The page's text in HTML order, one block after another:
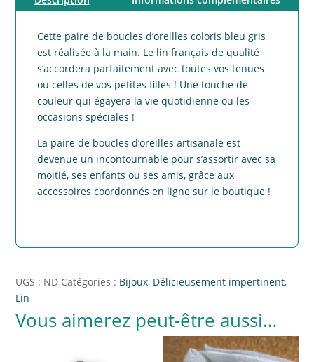
croyableCette paire de boucles d’oreilles coloris bleu gris
est réalisée à la main. Le lin français de qualité
s’accordera parfaitement avec toutes vos tenues
ou celles de vos petites filles ! Une touche de
couleur qui égayera la vie quotidienne ou les
occasions spéciales !
La paire de boucles d’oreilles artisanale est
devenue un incontournable pour s’assortir avec sa
moitié, ses enfants ou ses amis, grâce aux
accessoires coordonnés en ligne sur le boutique !
UGS : ND Catégories : Bijoux, Délicieusement impertinent,
Lin
Vous aimerez peut-être aussi…